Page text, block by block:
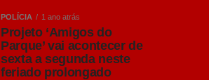
POLÍCIA 1 ano atrás
Projeto ‘Amigos do
Parque’ vai acontecer de
sexta a segunda neste
feriado prolongado